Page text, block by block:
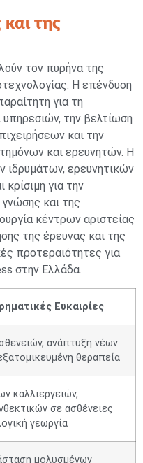
της
τον πυρήνα της
Η επένδυση
για τη
την βελτίωση
και την
και ερευνητών. Η
ιδρυμάτων, ερευνητικών
για την
και της
κέντρων αριστείας
της έρευνας και της
προτεραιότητες για
στην Ελλάδα.
Ευκαιρίες
ανάπτυξη νέων
θεραπεία
καλλιεργειών,
σε ασθένειες
γεωργία
μολυσμένων